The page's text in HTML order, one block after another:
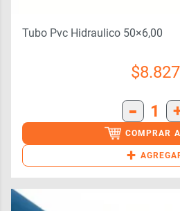
Tubo Pvc Hidraulico 50×6,00
$8.827
- 1
COMPRAR
+